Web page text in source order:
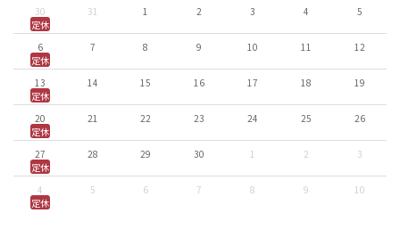
30 31 1 2 3 4
5
定休
6
7 8 9 10 11
12
定休
13
14 15 16 17 18
19
定休
20
21 22 23 24 25
26
定休
27
28 29 30 1 2
3
定休
4
5 6 7 8 9
10
定休